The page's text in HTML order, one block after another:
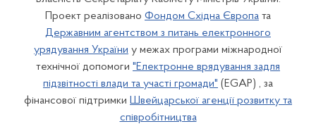
Проект реалізовано Фондом Східна Європа та
Державним агентством з питань електронного
урядування України у межах програми міжнародної
технічної допомоги "Електронне врядування задля
підзвітності влади та участі громади" (EGAP) , за
фінансової підтримки Швейцарської агенції розвитку та
співробітництва